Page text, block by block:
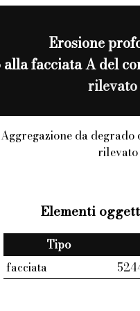
Erosione
facciata A del
Aggregazione da degrado
Elementi
Tipo
facciata